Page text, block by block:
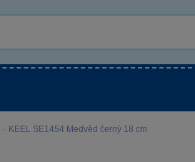
· KEEL SE1454 Medvěd černý 18 cm